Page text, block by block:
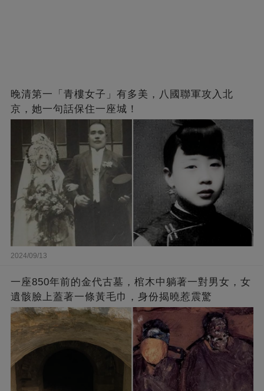
晚清第一「青樓女子」有多美，八國聯軍攻入北
京，她一句話保住一座城！
2024/09/13
一座850年前的金代古墓，棺木中躺著一對男女，女
遺骸臉上蓋著一條黃毛巾，身份揭曉惹震驚